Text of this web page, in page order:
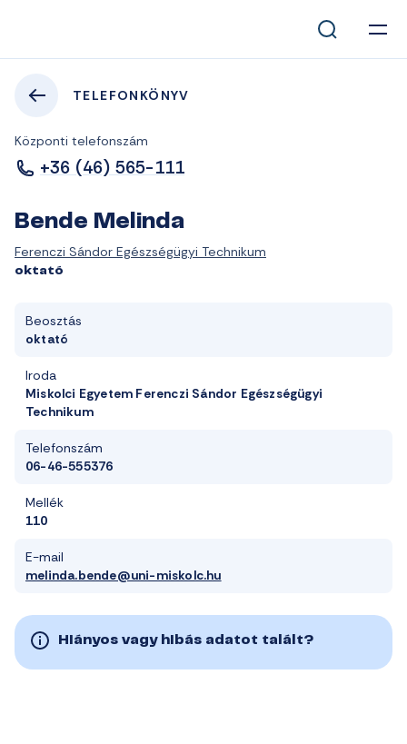
TELEFONKÖNYV
Központi telefonszám
+36 (46) 565-111
Bende Melinda
Ferenczi Sándor Egészségügyi Technikum
oktató
Beosztás
oktató
Iroda
Miskolci Egyetem Ferenczi Sándor Egészségügyi
Technikum
Telefonszám
06-46-555376
Mellék
110
E-mail
melinda.bende@uni-miskolc.hu
Hiányos vagy hibás adatot talált?